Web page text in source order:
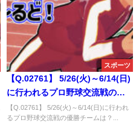
スポーツ
【Q.02761】 5/26(火)～6/14(日)
に行われるプロ野球交流戦の優
勝チームは？
【Q.02761】 5/26(火)～6/14(日)に行われ
るプロ野球交流戦の優勝チームは？...